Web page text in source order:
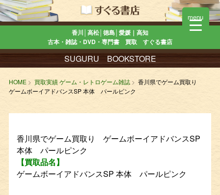
香川│高松│徳島│愛媛｜高知
古本・雑誌・DVD・専門書 買取 すぐる書店
SUGURU BOOKSTORE
HOME 買取実績 ゲーム・レトロゲーム雑誌
香川県でゲーム買取り
ゲームボーイアドバンスSP 本体 パールピンク
香川県でゲーム買取り ゲームボーイアドバンスSP
本体 パールピンク
【買取品名】
ゲームボーイアドバンスSP 本体 パールピンク
menu